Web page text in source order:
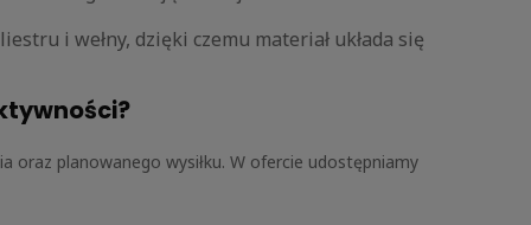
i wełny, dzięki czemu materiał układa się
planowanego wysiłku. W ofercie udostępniamy